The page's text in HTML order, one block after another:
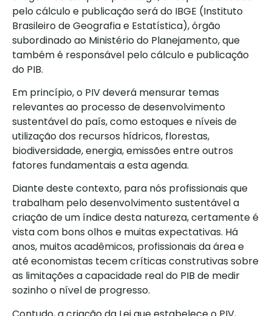
pelo cálculo e publicação será do IBGE (Instituto
Brasileiro de Geografia e Estatística), órgão
subordinado ao Ministério do Planejamento, que
também é responsável pelo cálculo e publicação
do PIB.
Em princípio, o PIV deverá mensurar temas
relevantes ao processo de desenvolvimento
sustentável do país, como estoques e níveis de
utilização dos recursos hídricos, florestas,
biodiversidade, energia, emissões entre outros
fatores fundamentais a esta agenda.
Diante deste contexto, para nós profissionais que
trabalham pelo desenvolvimento sustentável a
criação de um índice desta natureza, certamente é
vista com bons olhos e muitas expectativas. Há
anos, muitos acadêmicos, profissionais da área e
até economistas tecem críticas construtivas sobre
as limitações a capacidade real do PIB de medir
sozinho o nível de progresso.